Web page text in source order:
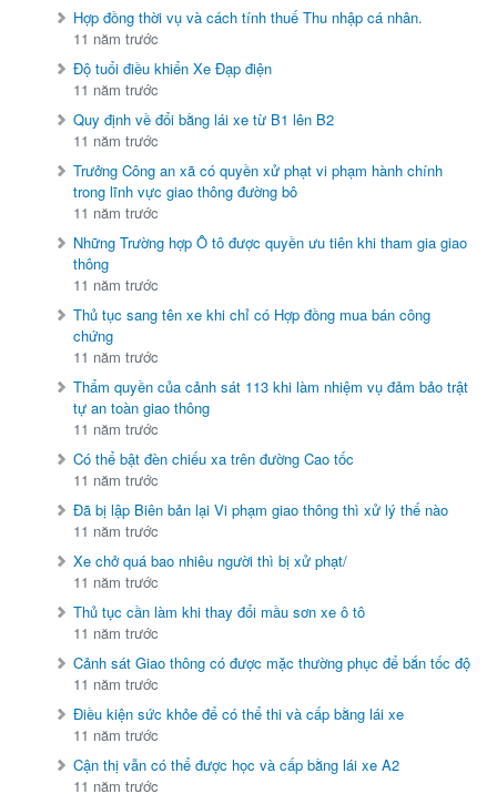
Hợp đồng thời vụ và cách tính thuế Thu nhập cá nhân.
11 năm trước
Độ tuổi điều khiển Xe Đạp điện
11 năm trước
Quy định về đổi bằng lái xe từ B1 lên B2
11 năm trước
Trưởng Công an xã có quyền xử phạt vi phạm hành chính
trong lĩnh vực giao thông đường bô
11 năm trước
Những Trường hợp Ô tô được quyền ưu tiên khi tham gia giao
thông
11 năm trước
Thủ tục sang tên xe khi chỉ có Hợp đồng mua bán công
chứng
11 năm trước
Thẩm quyền của cảnh sát 113 khi làm nhiệm vụ đảm bảo trật
tự an toàn giao thông
11 năm trước
Có thể bật đèn chiếu xa trên đường Cao tốc
11 năm trước
Đã bị lập Biên bản lại Vi phạm giao thông thì xử lý thế nào
11 năm trước
Xe chở quá bao nhiêu người thì bị xử phạt/
11 năm trước
Thủ tục cần làm khi thay đổi mầu sơn xe ô tô
11 năm trước
Cảnh sát Giao thông có được mặc thường phục để bắn tốc độ
11 năm trước
Điều kiện sức khỏe để có thể thi và cấp bằng lái xe
11 năm trước
Cận thị vẫn có thể được học và cấp bằng lái xe A2
11 năm trước